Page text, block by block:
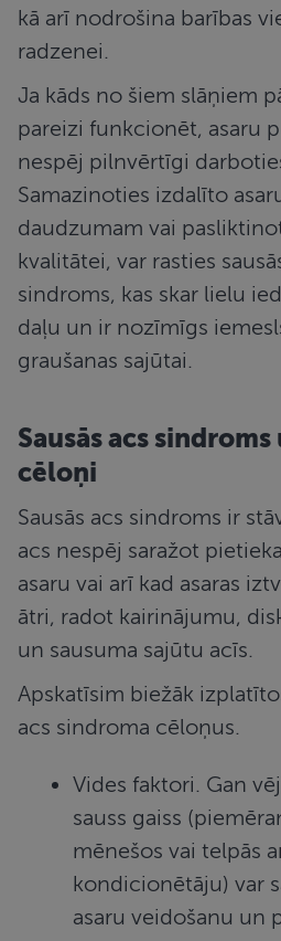
kā arī nodrošina barības
radzenei.
Ja kāds no šiem slāņiem
pareizi funkcionēt, asaru
nespēj pilnvērtīgi
Samazinoties izdalīto
daudzumam vai
kvalitātei, var rasties
sindroms, kas skar lielu
daļu un ir nozīmīgs
graušanas sajūtai.
Sausās acs sindroms
cēloņi
Sausās acs sindroms ir
acs nespēj saražot
asaru vai arī kad asaras
ātri, radot kairinājumu,
un sausuma sajūtu acīs.
Apskatīsim biežāk
acs sindroma cēloņus.
Vides faktori. Gan
sauss gaiss
mēnešos vai telpās
kondicionētāju) var
asaru veidošanu un